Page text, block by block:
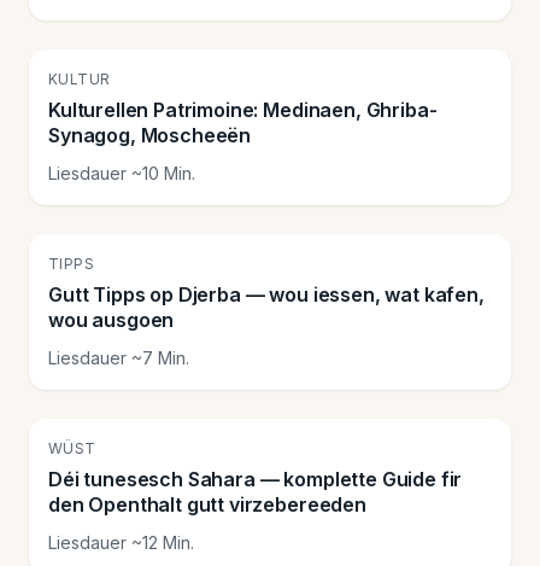
🕌
KULTUR
Kulturellen Patrimoine: Medinaen, Ghriba-
Synagog, Moscheeën
Liesdauer ~10 Min.
💡
TIPPS
Gutt Tipps op Djerba — wou iessen, wat kafen,
wou ausgoen
Liesdauer ~7 Min.
🏜️
WÜST
Déi tunesesch Sahara — komplette Guide fir
den Openthalt gutt virzebereeden
Liesdauer ~12 Min.